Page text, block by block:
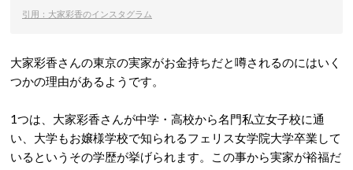
引用：大家彩香のインスタグラム
大家彩香さんの東京の実家がお金持ちだと噂されるのにはいく
つかの理由があるようです。
1つは、大家彩香さんが中学・高校から名門私立女子校に通
い、大学もお嬢様学校で知られるフェリス女学院大学卒業して
いるというその学歴が挙げられます。この事から実家が裕福だ